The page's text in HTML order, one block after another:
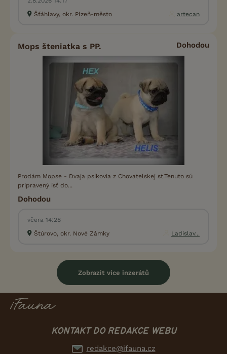
Šťáhlavy, okr. Plzeň-město
artecan
Mops šteniatka s PP. Dohodou
Prodám Mopse - Dvaja psíkovia z Chovatelskej st.Tenuto sú
pripravený ísť do...
Dohodou
včera 14:28
Štúrovo, okr. Nové Zámky
Ladislav...
Zobrazit více inzerátů
KONTAKT DO REDAKCE WEBU
redakce@ifauna.cz